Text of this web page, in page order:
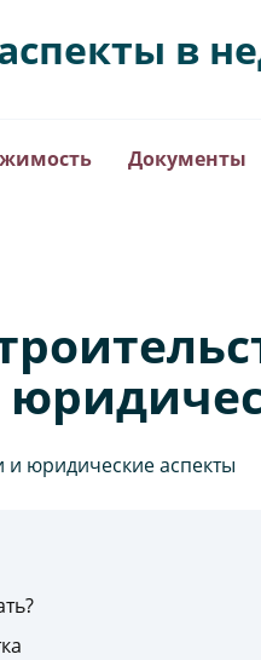
в
Документы